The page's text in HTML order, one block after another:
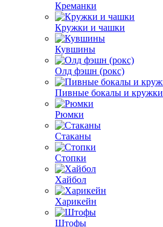
Креманки
Кружки и чашки
Кувшины
Олд фэшн (рокс)
Пивные бокалы и кружки
Рюмки
Стаканы
Стопки
Хайбол
Харикейн
Штофы